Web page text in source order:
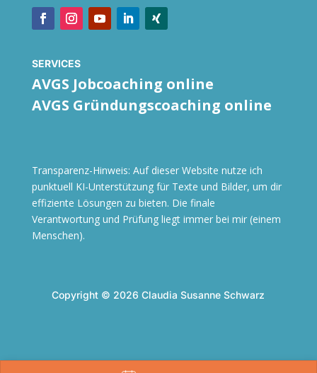
SERVICES
AVGS Jobcoaching online
AVGS Gründungscoaching online
Transparenz-Hinweis: Auf dieser Website nutze ich
punktuell KI-Unterstützung für Texte und Bilder, um dir
effiziente Lösungen zu bieten. Die finale
Verantwortung und Prüfung liegt immer bei mir (einem
Menschen).
Copyright © 2026 Claudia Susanne Schwarz